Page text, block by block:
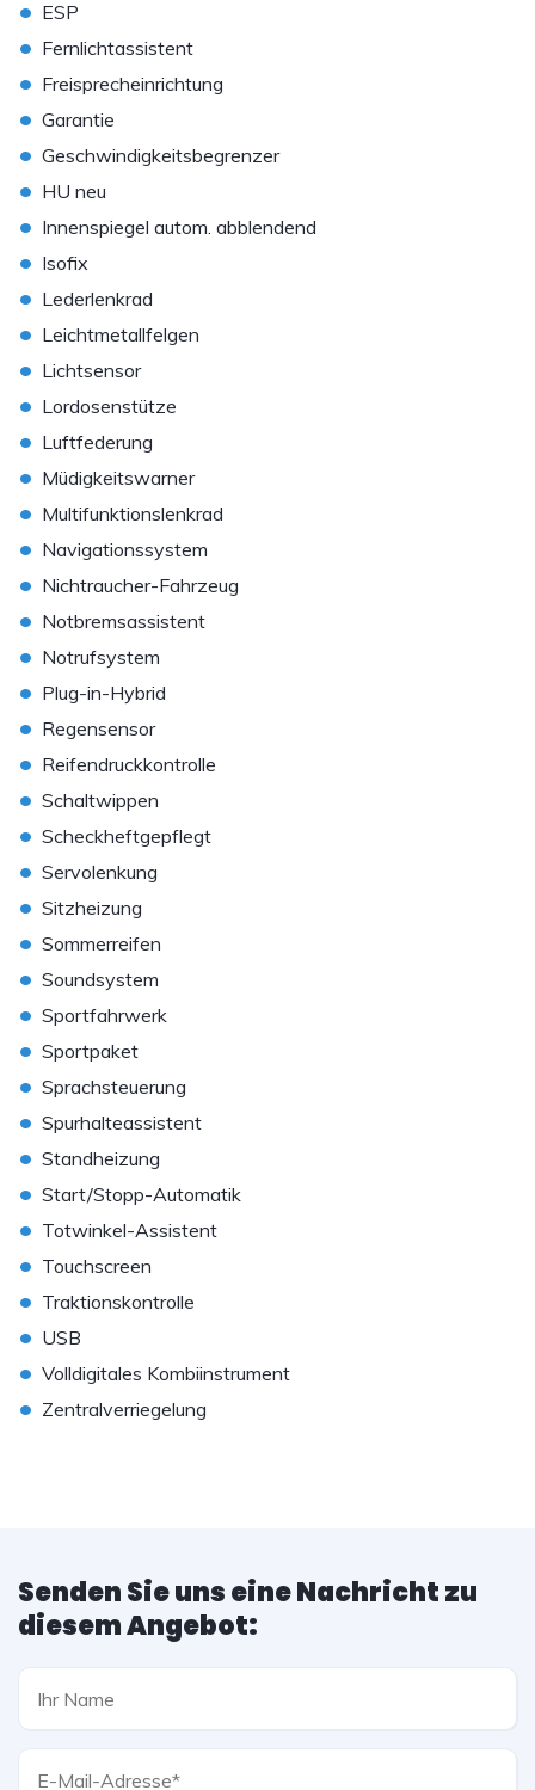
• ESP
• Fernlichtassistent
• Freisprecheinrichtung
• Garantie
• Geschwindigkeitsbegrenzer
• HU neu
• Innenspiegel autom. abblendend
• Isofix
• Lederlenkrad
• Leichtmetallfelgen
• Lichtsensor
• Lordosenstütze
• Luftfederung
• Müdigkeitswarner
• Multifunktionslenkrad
• Navigationssystem
• Nichtraucher-Fahrzeug
• Notbremsassistent
• Notrufsystem
• Plug-in-Hybrid
• Regensensor
• Reifendruckkontrolle
• Schaltwippen
• Scheckheftgepflegt
• Servolenkung
• Sitzheizung
• Sommerreifen
• Soundsystem
• Sportfahrwerk
• Sportpaket
• Sprachsteuerung
• Spurhalteassistent
• Standheizung
• Start/Stopp-Automatik
• Totwinkel-Assistent
• Touchscreen
• Traktionskontrolle
• USB
• Volldigitales Kombiinstrument
• Zentralverriegelung
Senden Sie uns eine Nachricht zu
diesem Angebot: